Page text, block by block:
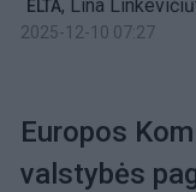
ELTA, Lina
2025-12-10 07:27
Europos
valstybės